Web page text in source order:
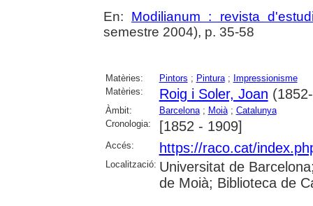
En: Modilianum : revista
semestre 2004), p. 35-58
Matèries: Pintors ; Pintura; Impressionisme
Matèries:
Roig i Soler, Joan
Àmbit: Barcelona; Moià; Catalunya
Cronologia:
[1852 - 1909]
Accés: https://raco.cat/
Localització: Universitat de
de Moià; Biblioteca de